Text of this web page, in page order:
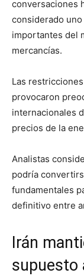
conversaciones
considerado
importantes del
mercancías.
Las
provocaron
internacionales
precios de la
Analistas
podría
fundamentales
definitivo entre
Irán
supuesto